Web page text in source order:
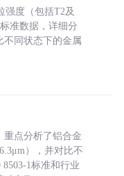
强度（包括T2及
准数据，详细分
不同状态下的金属
重点分析了铝合金
），并对比不
1标准和行业